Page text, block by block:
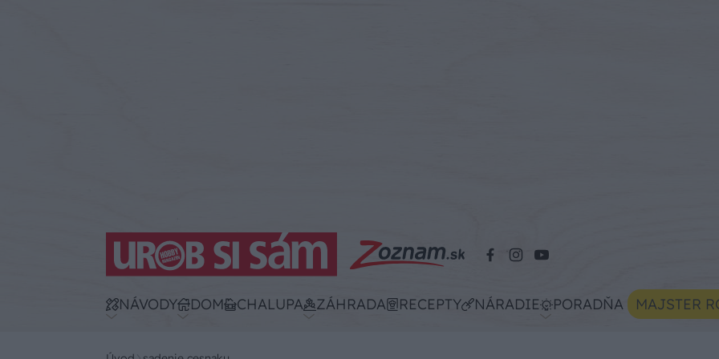
NÁVODY DOM CHALUPA ZÁHRADA RECEPTY NÁRADIE PORADŇA MAJSTER